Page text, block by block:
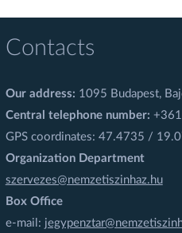
Contacts
Our address: 1095 Budapest,
Central telephone number:
GPS coordinates: 47.4735 /
Organization Department
szervezes@nemzetiszinhaz.hu
Box Office
e-mail: